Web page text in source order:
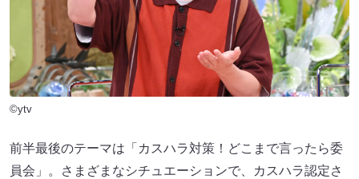
©ytv
前半最後のテーマは「カスハラ対策！どこまで言ったら委
員会」。さまざまなシチュエーションで、カスハラ認定さ